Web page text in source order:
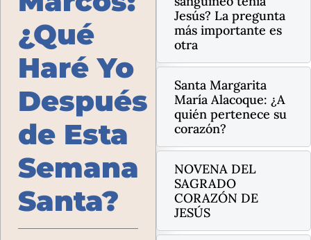
¿Qué
Haré Yo
Después
de Esta
Semana
Santa?
Jesús? La pregunta
más importante es
otra
Santa Margarita
María Alacoque: ¿A
quién pertenece su
corazón?
NOVENA DEL
SAGRADO
CORAZÓN DE
JESÚS